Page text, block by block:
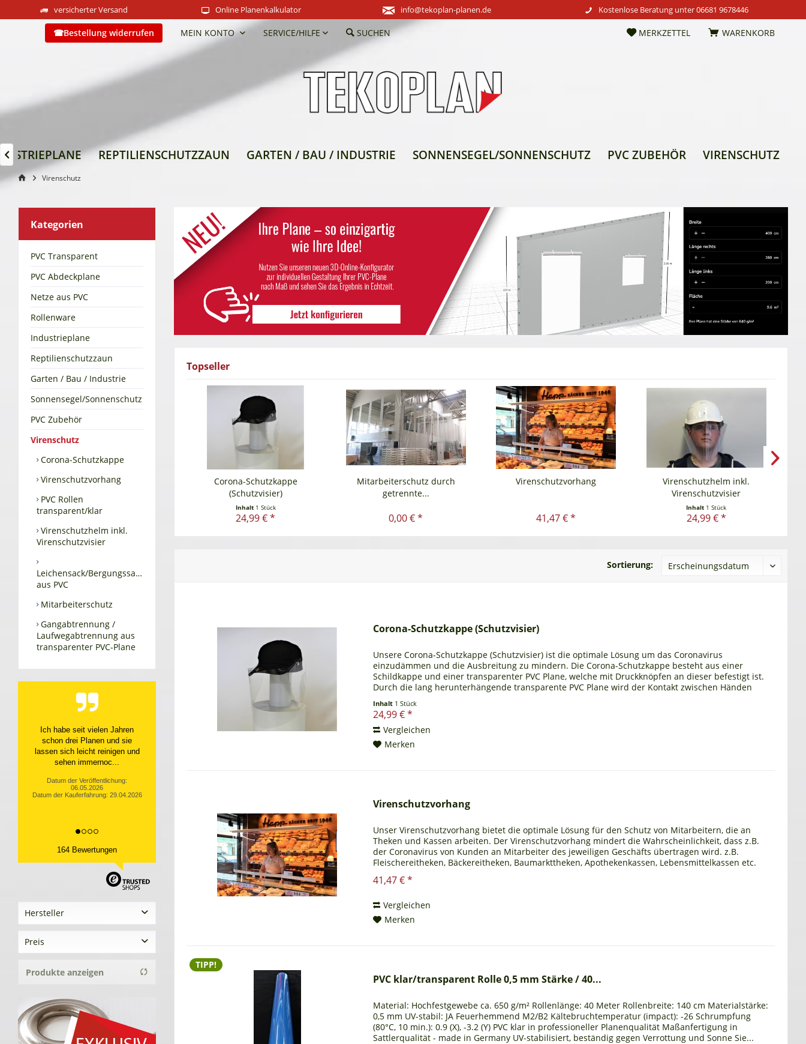
versicherter Versand Online Planenkalkulator info@tekoplan-planen.de Kostenlose Beratung unter06681 9678446
Bestellung widerrufen WARENKORB
MERKZETTEL
MEIN KONTO SERVICE/HILFE SUCHEN
REPTILIENSCHUTZZAUN GARTEN / BAU / INDUSTRIE SONNENSEGEL/SONNENSCHUTZ PVC ZUBEHÖR VIRENSCHUTZ

Virenschutz
Kategorien
PVC Transparent
PVC Abdeckplane
Netze aus PVC
Rollenware
Industrieplane
Reptilienschutzzaun
Garten / Bau / Industrie
Sonnensegel/Sonnenschutz
PVC Zubehör
Virenschutz
Corona-Schutzkappe
Virenschutzvorhang
PVC Rollen
transparent/klar
Virenschutzhelm inkl.
Virenschutzvisier
Leichensack/Bergungssack
aus PVC
Mitarbeiterschutz
Gangabtrennung /
Laufwegabtrennung aus
transparenter PVC-Plane
Top Service, top Produkt
Datum der Veröffentlichung:
10.04.2026
Datum der Kauferfahrung: 31.03.2026
164 Bewertungen
Hersteller
Tekoplan GmbH
Preis
bis
Produkte anzeigen
Topseller
Corona-Schutzkappe
(Schutzvisier)
Inhalt 1 Stück
24,99 € *
Mitarbeiterschutz durch
getrennte...
0,00 € *
Virenschutzvorhang
41,47 € *
Virenschutzhelm inkl.
Virenschutzvisier
Inhalt 1 Stück
24,99 € *
Sortierung:
Corona-Schutzkappe (Schutzvisier)
Unsere Corona-Schutzkappe (Schutzvisier) ist die optimale Lösung um das Coronavirus
einzudämmen und die Ausbreitung zu mindern. Die Corona-Schutzkappe besteht aus einer
Schildkappe und einer transparenter PVC Plane, welche mit Druckknöpfen an dieser befestigt ist.
Durch die lang herunterhängende transparente PVC Plane wird der Kontakt zwischen Händen
Inhalt 1 Stück
24,99 € *
Vergleichen
Merken
Virenschutzvorhang
Unser Virenschutzvorhang bietet die optimale Lösung für den Schutz von Mitarbeitern, die an
Theken und Kassen arbeiten. Der Virenschutzvorhang mindert die Wahrscheinlichkeit, dass z.B.
der Coronavirus von Kunden an Mitarbeiter des jeweiligen Geschäfts übertragen wird. z.B.
Fleischereitheken, Bäckereitheken, Baumarkttheken, Apothekenkassen, Lebensmittelkassen etc.
41,47 € *
Vergleichen
Merken
TIPP!
PVC klar/transparent Rolle 0,5 mm Stärke / 40...
Material: Hochfestgewebe ca. 650 g/m² Rollenlänge: 40 Meter Rollenbreite: 140 cm Materialstärke:
0,5 mm UV-stabil: JA Feuerhemmend M2/B2 Kältebruchtemperatur (impact): -26 Schrumpfung
(80°C, 10 min.): 0.9 (X), -3.2 (Y) PVC klar in professioneller Planenqualität Maßanfertigung in
Sattlerqualität - made in Germany UV-stabilisiert, beständig gegen Verrottung und Sonne Sie...